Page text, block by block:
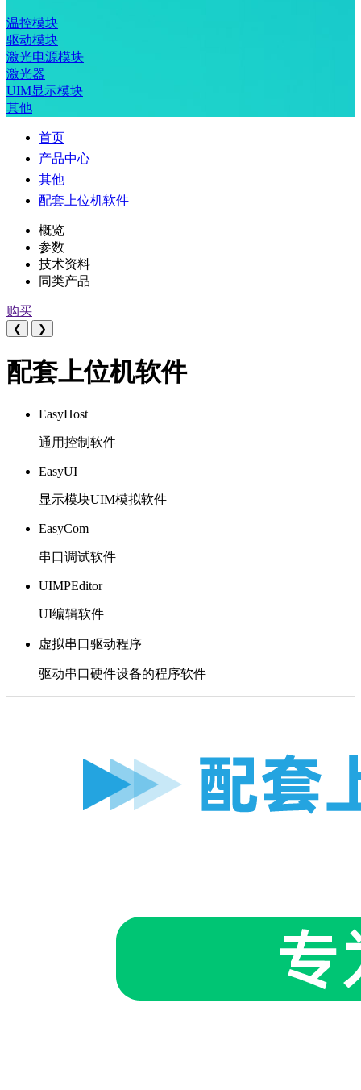
温控模块
驱动模块
激光电源模块
激光器
UIM显示模块
其他
首页
产品中心
其他
配套上位机软件
概览
参数
技术资料
同类产品
购买
❮ ❯
配套上位机软件
EasyHost
通用控制软件
EasyUI
显示模块UIM模拟软件
EasyCom
串口调试软件
UIMPEditor
UI编辑软件
虚拟串口驱动程序
驱动串口硬件设备的程序软件